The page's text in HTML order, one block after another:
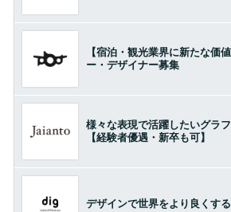
【宿泊・観光業界に新たな価
ー・デザイナー募集
様々な表現で活躍したいグラ
【経験者優遇・新卒も可】
デザインで世界をより良くする